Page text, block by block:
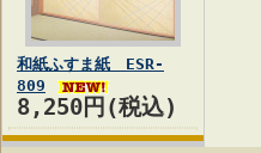
和紙ふすま紙 ESR-
809
8,250円(税込)